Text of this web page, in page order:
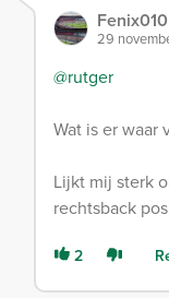
Fenix010
29
@rutger
Wat is er waar
Lijkt mij sterk
rechtsback
2